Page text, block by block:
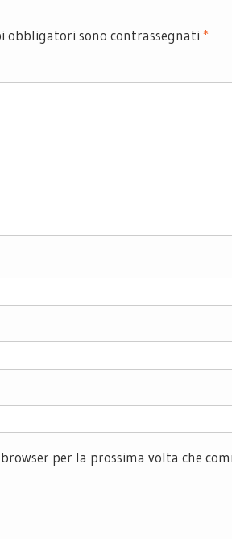
obbligatori sono contrassegnati *
per la prossima volta che